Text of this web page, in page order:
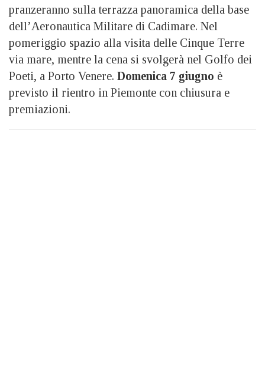
pranzeranno sulla terrazza panoramica della base
dell’Aeronautica Militare di Cadimare. Nel
pomeriggio spazio alla visita delle Cinque Terre
via mare, mentre la cena si svolgerà nel Golfo dei
Poeti, a Porto Venere. Domenica 7 giugno è
previsto il rientro in Piemonte con chiusura e
premiazioni.